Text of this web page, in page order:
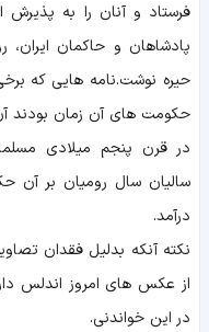
فرستاد و آنان را به پذیرش
پادشاهان و حاکمان ایران،
حیره نوشت.نامه هایی که
حکومت های آن زمان بودند آن
در قرن پنجم میلادی
سالیان سال رومیان بر آن
درآمد.
نکته آنکه بدلیل فقدان
از عکس های امروز اندلس
در این خواندنی.